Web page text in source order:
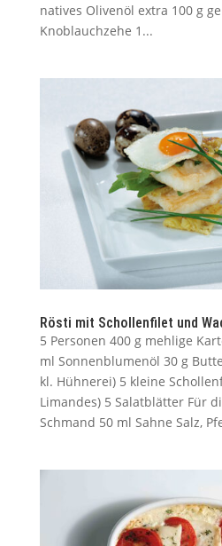
natives Olivenöl extra 100 g
Knoblauchzehe 1...
Rösti mit Schollenfilet und
5 Personen 400 g mehlige
ml Sonnenblumenöl 30 g
kl. Hühnerei) 5 kleine
Limandes) 5 Salatblätter Für
Schmand 50 ml Sahne Salz,